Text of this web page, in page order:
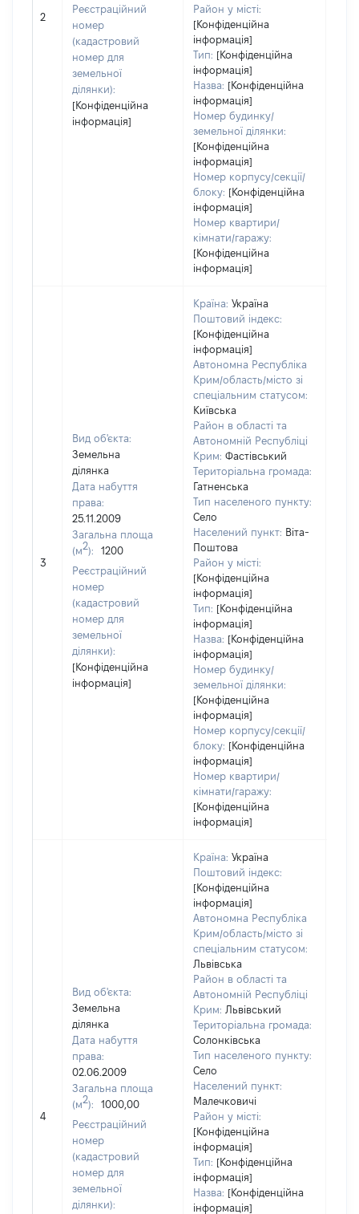
2
Реєстраційний
номер
(кадастровий
номер для
земельної
ділянки):
[Конфіденційна
інформація]
Район у місті:
[Конфіденційна
інформація]
Тип: [Конфіденційна
інформація]
Назва: [Конфіденційна
інформація]
Номер будинку/
земельної ділянки:
[Конфіденційна
інформація]
Номер корпусу/секції/
блоку: [Конфіденційна
інформація]
Номер квартири/
кімнати/гаражу:
[Конфіденційна
інформація]
3
Вид об'єкта:
Земельна
ділянка
Дата набуття
права:
25.11.2009
Загальна площа
(м2):
1200
Реєстраційний
номер
(кадастровий
номер для
земельної
ділянки):
[Конфіденційна
інформація]
Країна: Україна
Поштовий індекс:
[Конфіденційна
інформація]
Автономна Республіка
Крим/область/місто зі
спеціальним статусом:
Київська
Район в області та
Автономній Республіці
Крим: Фастівський
Територіальна громада:
Гатненська
Тип населеного пункту:
Село
Населений пункт: Віта-
Поштова
Район у місті:
[Конфіденційна
інформація]
Тип: [Конфіденційна
інформація]
Назва: [Конфіденційна
інформація]
Номер будинку/
земельної ділянки:
[Конфіденційна
інформація]
Номер корпусу/секції/
блоку: [Конфіденційна
інформація]
Номер квартири/
кімнати/гаражу:
[Конфіденційна
інформація]
4
Вид об'єкта:
Земельна
ділянка
Дата набуття
права:
02.06.2009
Загальна площа
(м2):
1000,00
Реєстраційний
номер
(кадастровий
номер для
земельної
ділянки):
Країна: Україна
Поштовий індекс:
[Конфіденційна
інформація]
Автономна Республіка
Крим/область/місто зі
спеціальним статусом:
Львівська
Район в області та
Автономній Республіці
Крим: Львівський
Територіальна громада:
Солонківська
Тип населеного пункту:
Село
Населений пункт:
Малечковичі
Район у місті:
[Конфіденційна
інформація]
Тип: [Конфіденційна
інформація]
Назва: [Конфіденційна
інформація]